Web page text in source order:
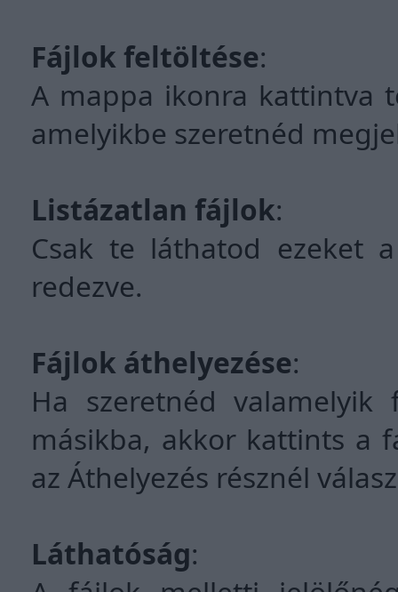
Fájlok feltöltése:
A mappa ikonra kattintva
amelyikbe szeretnéd
Listázatlan fájlok:
Csak te láthatod ezeket
redezve.
Fájlok áthelyezése:
Ha szeretnéd
másikba, akkor kattints a
az Áthelyezés résznél
Láthatóság: